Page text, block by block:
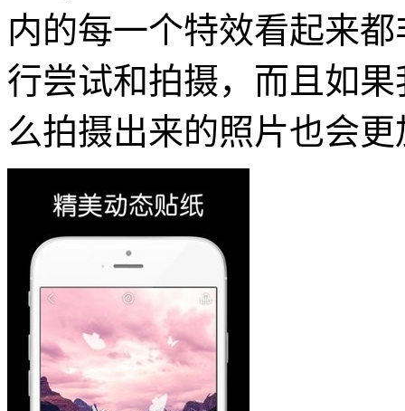
内的每一个特效看起来
行尝试和拍摄，而且如
么拍摄出来的照片也会